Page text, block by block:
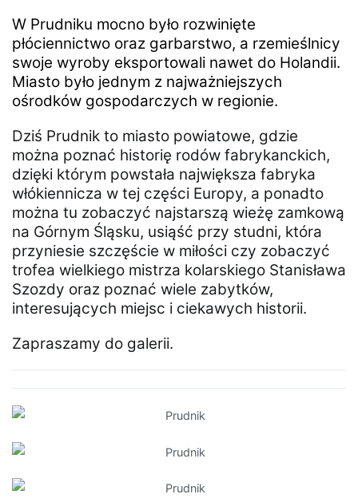
W Prudniku mocno było rozwinięte
płóciennictwo oraz garbarstwo, a rzemieślnicy
swoje wyroby eksportowali nawet do Holandii.
Miasto było jednym z najważniejszych
ośrodków gospodarczych w regionie.
Dziś Prudnik to miasto powiatowe, gdzie
można poznać historię rodów fabrykanckich,
dzięki którym powstała największa fabryka
włókiennicza w tej części Europy, a ponadto
można tu zobaczyć najstarszą wieżę zamkową
na Górnym Śląsku, usiąść przy studni, która
przyniesie szczęście w miłości czy zobaczyć
trofea wielkiego mistrza kolarskiego Stanisława
Szozdy oraz poznać wiele zabytków,
interesujących miejsc i ciekawych historii.
Zapraszamy do galerii.